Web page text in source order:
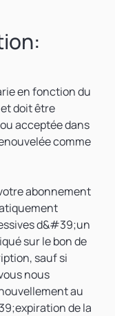
en fonction du
doit être
acceptée dans
comme
abonnement
d&#39;un
sur le bon de
sauf si
nous
au
de la